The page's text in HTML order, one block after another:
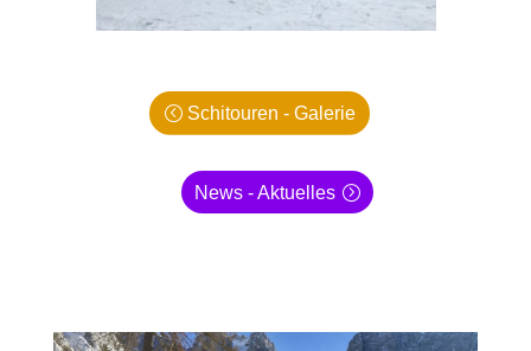
Schitouren - Galerie
News - Aktuelles